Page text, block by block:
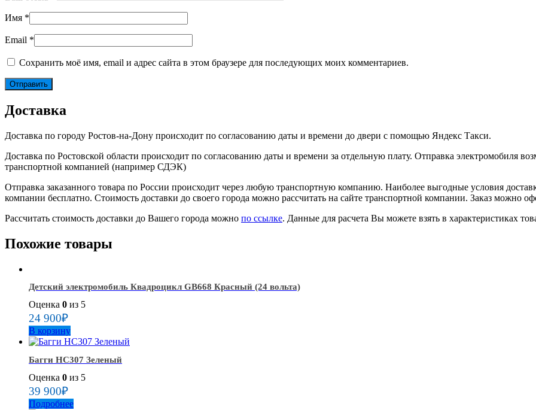
Имя *
Email *
Сохранить моё имя, email и адрес сайта в этом браузере для последующих моих комментариев.
Доставка
Доставка по городу Ростов-на-Дону происходит по согласованию даты и времени до двери с помощью Яндекс Такси.
Доставка по Ростовской области происходит по согласованию даты и времени за отдельную плату. Отправка электромобиля
транспортной компанией (например СДЭК)
Отправка заказанного товара по России происходит через любую транспортную компанию. Наиболее выгодные условия
компании бесплатно. Стоимость доставки до своего города можно рассчитать на сайте транспортной компании. Заказ можно
Рассчитать стоимость доставки до Вашего города можно по ссылке. Данные для расчета Вы можете взять в характеристиках
Похожие товары
Детский электромобиль Квадроцикл GB668 Красный (24 вольта)
Оценка 0 из 5
24 900₽
В корзину
Багги HC307 Зеленый
Оценка 0 из 5
39 900₽
Подробнее